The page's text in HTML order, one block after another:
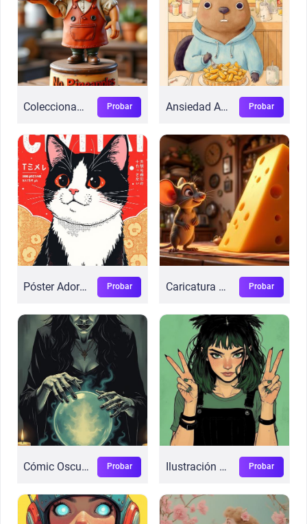
Coleccionables Adorables Probar Ansiedad Adorable Probar
Póster Adorable Flux Probar Caricatura 3D Flux Probar
Cómic Oscuro Flux Probar Ilustración de Cómic Probar